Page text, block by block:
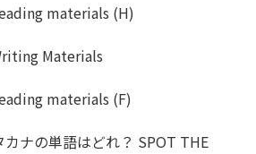
materials (H)
Materials
materials (F)
ナの単語はどれ？ SPOT THE